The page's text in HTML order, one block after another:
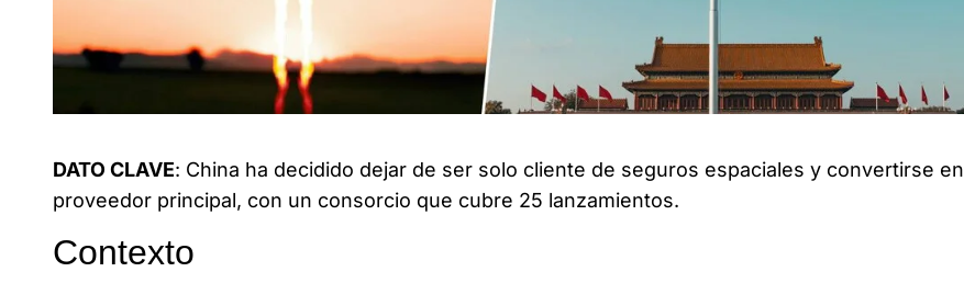
DATO CLAVE: China ha decidido dejar de ser solo cliente de seguros espaciales y convertirse en
proveedor principal, con un consorcio que cubre 25 lanzamientos.
Contexto